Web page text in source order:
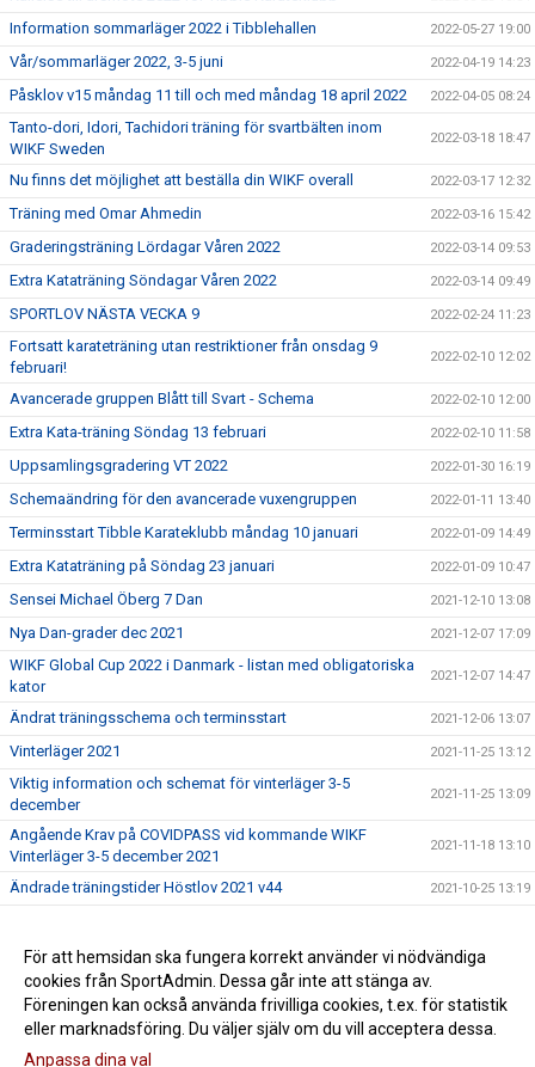
Information sommarläger 2022 i Tibblehallen 2022-05-27 19:00
Vår/sommarläger 2022, 3-5 juni 2022-04-19 14:23
Påsklov v15 måndag 11 till och med måndag 18 april 2022 2022-04-05 08:24
Tanto-dori, Idori, Tachidori träning för svartbälten inom
WIKF Sweden
2022-03-18 18:47
Nu finns det möjlighet att beställa din WIKF overall 2022-03-17 12:32
Träning med Omar Ahmedin 2022-03-16 15:42
Graderingsträning Lördagar Våren 2022 2022-03-14 09:53
Extra Kataträning Söndagar Våren 2022 2022-03-14 09:49
SPORTLOV NÄSTA VECKA 9 2022-02-24 11:23
Fortsatt karateträning utan restriktioner från onsdag 9
februari!
2022-02-10 12:02
Avancerade gruppen Blått till Svart - Schema 2022-02-10 12:00
Extra Kata-träning Söndag 13 februari 2022-02-10 11:58
Uppsamlingsgradering VT 2022 2022-01-30 16:19
Schemaändring för den avancerade vuxengruppen 2022-01-11 13:40
Terminsstart Tibble Karateklubb måndag 10 januari 2022-01-09 14:49
Extra Kataträning på Söndag 23 januari 2022-01-09 10:47
Sensei Michael Öberg 7 Dan 2021-12-10 13:08
Nya Dan-grader dec 2021 2021-12-07 17:09
WIKF Global Cup 2022 i Danmark - listan med obligatoriska
kator
2021-12-07 14:47
Ändrat träningsschema och terminsstart 2021-12-06 13:07
Vinterläger 2021 2021-11-25 13:12
Viktig information och schemat för vinterläger 3-5
december
2021-11-25 13:09
Angående Krav på COVIDPASS vid kommande WIKF
Vinterläger 3-5 december 2021
2021-11-18 13:10
Ändrade träningstider Höstlov 2021 v44 2021-10-25 13:19
Välkomna till vår nya hemsida ! 2021-09-28 10:02
Graderingsträningar för vuxna höstterminen 2021 2021-08-22 13:20
För att hemsidan ska fungera korrekt använder vi nödvändiga
cookies från SportAdmin. Dessa går inte att stänga av.
Föreningen kan också använda frivilliga cookies, t.ex. för statistik
eller marknadsföring. Du väljer själv om du vill acceptera dessa.
Anpassa dina val